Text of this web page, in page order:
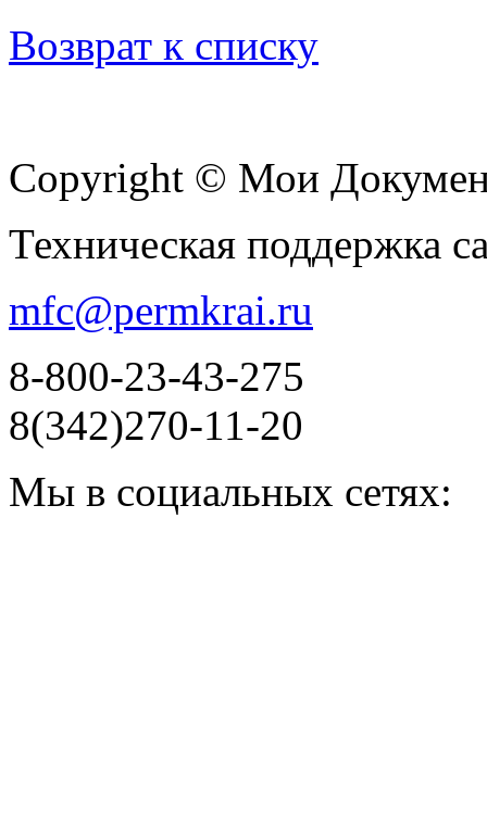
Возврат к списку
Copyright © Мои
Техническая поддержка
mfc@permkrai.ru
8-800-23-43-275
8(342)270-11-20
Мы в социальных сетях: